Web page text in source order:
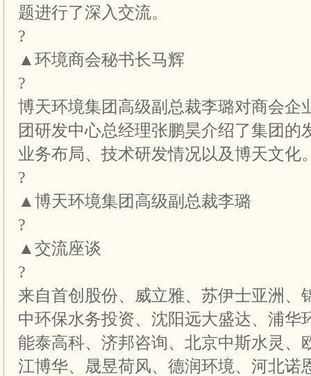
题进行了深入交流。
?
▲环境商会秘书长马辉
?
博天环境集团高级副总裁李璐对商会企
团研发中心总经理张鹏昊介绍了集团的
业务布局、技术研发情况以及博天文化
?
▲博天环境集团高级副总裁李璐
?
▲交流座谈
?
来自首创股份、威立雅、苏伊士亚洲、
中环保水务投资、沈阳远大盛达、浦华
能泰高科、济邦咨询、北京中斯水灵、
江博华、晟昱荷风、德润环境、河北诺